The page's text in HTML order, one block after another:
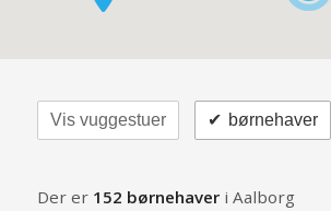
Vis vuggestuer børnehaver
✔
Der er 152 børnehaveri Aalborg